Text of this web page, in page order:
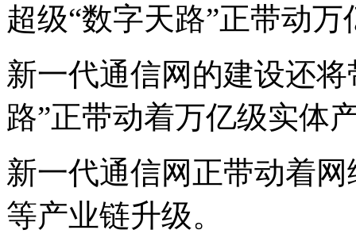
超级“数字天路”正带动
新一代通信网的建设还
路”正带动着万亿级实体
新一代通信网正带动着
等产业链升级。